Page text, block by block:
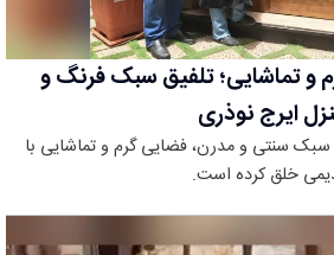
و تماشایی؛ تلفیق سبک فرنگ و
ایرج نوذری
سبک سنتی و مدرن، فضایی گرم و تماشایی با
خلق کرده است.